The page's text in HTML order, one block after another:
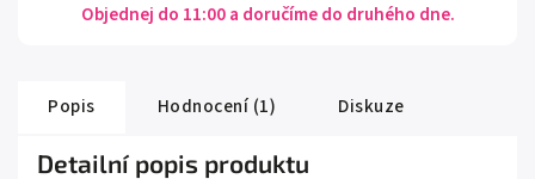
Objednej do 11:00 a doručíme do druhého dne.
Popis Hodnocení (1) Diskuze
Detailní popis produktu